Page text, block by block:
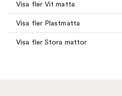
Visa fler Vit matta
Visa fler Plastmatta
Visa fler Stora mattor